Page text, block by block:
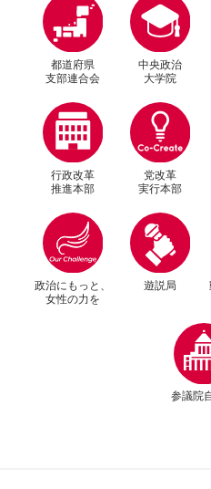
都道府県
支部連合会
中央政治
大学院
行政改革
推進本部
党改革
実行本部
政治にもっと、
女性の力を
別ウィンドウリンク
遊説局
別ウィンドウリン
参議院
別ウィ